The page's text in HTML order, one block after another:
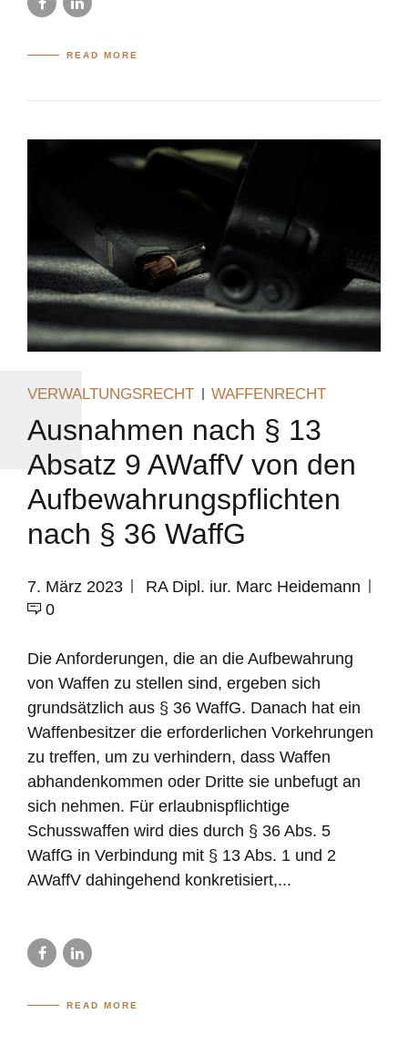
READ MORE
VERWALTUNGSRECHT WAFFENRECHT
Ausnahmen nach § 13
Absatz 9 AWaffV von den
Aufbewahrungspflichten
nach § 36 WaffG
7. März 2023
RA Dipl. iur. Marc Heidemann
0
Die Anforderungen, die an die Aufbewahrung
von Waffen zu stellen sind, ergeben sich
grundsätzlich aus § 36 WaffG. Danach hat ein
Waffenbesitzer die erforderlichen Vorkehrungen
zu treffen, um zu verhindern, dass Waffen
abhandenkommen oder Dritte sie unbefugt an
sich nehmen. Für erlaubnispflichtige
Schusswaffen wird dies durch § 36 Abs. 5
WaffG in Verbindung mit § 13 Abs. 1 und 2
AWaffV dahingehend konkretisiert,...
READ MORE